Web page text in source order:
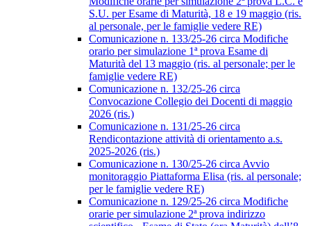
S.U. per Esame di Maturità, 18 e 19 maggio (ris.
al personale, per le famiglie vedere RE)
Comunicazione n. 133/25-26 circa Modifiche
orario per simulazione 1ª prova Esame di
Maturità del 13 maggio (ris. al personale; per le
famiglie vedere RE)
Comunicazione n. 132/25-26 circa
Convocazione Collegio dei Docenti di maggio
2026 (ris.)
Comunicazione n. 131/25-26 circa
Rendicontazione attività di orientamento a.s.
2025-2026 (ris.)
Comunicazione n. 130/25-26 circa Avvio
monitoraggio Piattaforma Elisa (ris. al personale;
per le famiglie vedere RE)
Comunicazione n. 129/25-26 circa Modifiche
orarie per simulazione 2ª prova indirizzo